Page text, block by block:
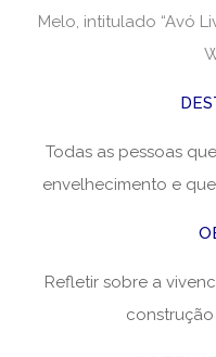
Melo, intitulado “Avó
Todas as pessoas
envelhecimento e
Refletir sobre a